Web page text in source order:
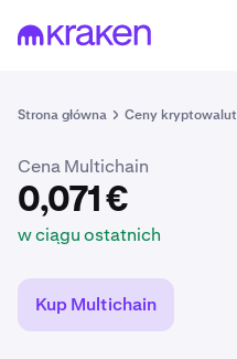
Strona główna Ceny kryptowalut
0,071 €
Cena Multichain
0,071 €
w ciągu ostatnich
Kup Multichain